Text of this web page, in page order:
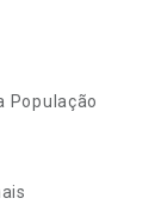
População